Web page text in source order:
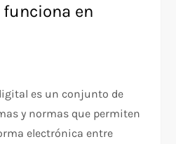
en
es un conjunto de
y normas que permiten
electrónica entre